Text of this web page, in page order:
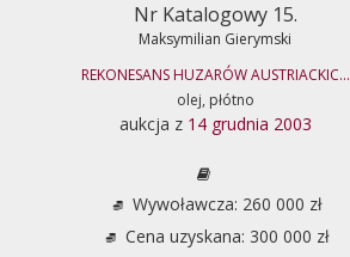
Nr Katalogowy 15.
Maksymilian Gierymski
REKONESANS HUZARÓW AUSTRIACKIC...
olej, płótno
aukcja z 14 grudnia 2003
Wywoławcza: 260 000 zł
Cena uzyskana: 300 000 zł